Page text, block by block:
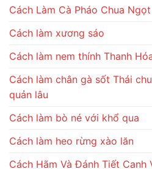
Cách Làm Cà Pháo Chua Ngọt
Cách làm xương sáo
Cách làm nem thính Thanh
Cách làm chân gà sốt Thái
quản lâu
Cách làm bò né với khổ qua
Cách làm heo rừng xào lăn
Cách Hãm Và Đánh Tiết Canh